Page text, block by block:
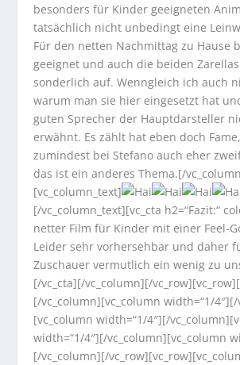
besonders für Kinder geeigneten
tatsächlich nicht unbedingt eine
Für den netten Nachmittag zu Hause
geeignet und auch die beiden
sonderlich auf. Wenngleich ich auch
warum man sie hier eingesetzt hat
guten Sprecher der Hauptdarsteller
erwähnt. Es zählt hat eben doch
zumindest bei Stefano auch eher
das ist ein anderes Thema.[/
[vc_column_text]
[/vc_column_text][vc_cta h2=“Fazit:“
netter Film für Kinder mit einer Feel-
Leider sehr vorhersehbar und daher
Zuschauer vermutlich ein wenig zu
[/vc_cta][/vc_column][/
[/vc_column][vc_column width=“1/
[vc_column width=“1/4″][/
width=“1/4″][/vc_column][vc_column
[/vc_column][/